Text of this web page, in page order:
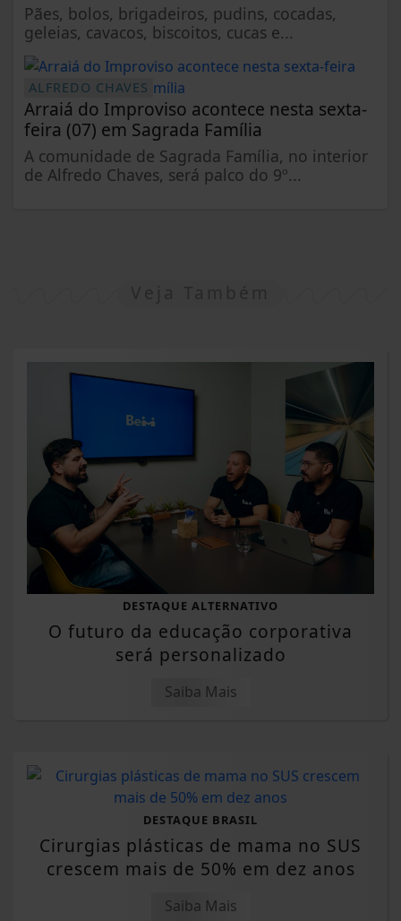
Pães, bolos, brigadeiros, pudins, cocadas,
geleias, cavacos, biscoitos, cucas e...
ALFREDO CHAVES
Arraiá do Improviso acontece nesta sexta-
feira (07) em Sagrada Família
A comunidade de Sagrada Família, no interior
de Alfredo Chaves, será palco do 9º...
DESTAQUE ALTERNATIVO
O futuro da educação corporativa
será personalizado
Saiba Mais
DESTAQUE BRASIL
Cirurgias plásticas de mama no SUS
crescem mais de 50% em dez anos
Saiba Mais